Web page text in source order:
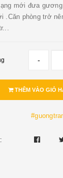
mới đưa
.Căn phòng trở
-
THÊM VÀO GIỎ